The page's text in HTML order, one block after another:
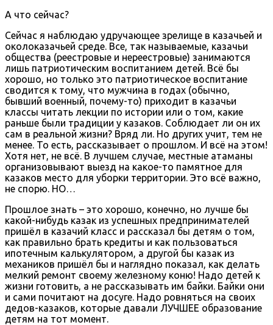
А что сейчас?
Сейчас я наблюдаю удручающее зрелище в казачьей и
околоказачьей среде. Все, так называемые, казачьи
общества (реестровые и нереестровые) занимаются
лишь патриотическим воспитанием детей. Всё бы
хорошо, но только это патриотическое воспитание
сводится к тому, что мужчина в годах (обычно,
бывший военный, почему-то) приходит в казачьи
классы читать лекции по истории или о том, какие
раньше были традиции у казаков. Соблюдает ли он их
сам в реальной жизни? Вряд ли. Но других учит, тем не
менее. То есть, рассказывает о прошлом. И всё на этом!
Хотя нет, не всё. В лучшем случае, местные атаманы
организовывают выезд на какое-то памятное для
казаков место для уборки территории. Это всё важно,
не спорю. НО…
Прошлое знать – это хорошо, конечно, но лучше бы
какой-нибудь казак из успешных предпринимателей
пришёл в казачий класс и рассказал бы детям о том,
как правильно брать кредиты и как пользоваться
ипотечным калькулятором, а другой бы казак из
механиков пришёл бы и наглядно показал, как делать
мелкий ремонт своему железному коню! Надо детей к
жизни готовить, а не рассказывать им байки. Байки они
и сами почитают на досуге. Надо ровняться на своих
дедов-казаков, которые давали ЛУЧШЕЕ образование
детям на тот момент.